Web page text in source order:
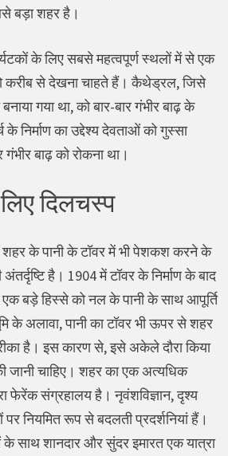
बड़ा शहर है।
के लिए सबसे महत्वपूर्ण स्थलों में से एक
करीब से देखना चाहते हैं। कैथेड्रल, जिसे
गया था, को बार-बार गंभीर बाढ़ के
के निर्माण का उद्देश्य देवताओं को गुस्सा
बाढ़ को रोकना था।
दिलचस्प
शहर के पानी के टॉवर में भी पेशकश करने के
है। 1904 में टॉवर के निर्माण के बाद
बड़े हिस्से को नल के पानी के साथ आपूर्ति
के अलावा, पानी का टॉवर भी ऊपर से शहर
है। इस कारण से, इसे अकेले दौरा किया
जानी चाहिए। शहर का एक अत्यधिक
फेरेंक संग्रहालय है। नृवंशविज्ञान, दृश्य
पर नियमित रूप से बदलती प्रदर्शनियां हैं।
साथ शानदार और सुंदर इमारत एक यात्रा